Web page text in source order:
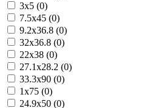
3x5 (0)
7.5x45 (0)
9.2x36.8 (0)
32x36.8 (0)
22x38 (0)
27.1x28.2 (0)
33.3x90 (0)
1x75 (0)
24.9x50 (0)